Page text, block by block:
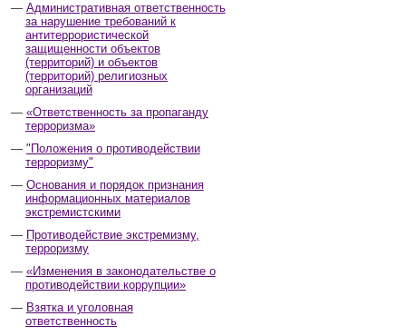
Административная ответственность
за нарушение требований к
антитеррористической
защищенности объектов
(территорий) и объектов
(территорий) религиозных
организаций
«Ответственность за пропаганду
терроризма»
"Положения о противодействии
терроризму"
Основания и порядок признания
информационных материалов
экстремистскими
Противодействие экстремизму,
терроризму
«Изменения в законодательстве о
противодействии коррупции»
Взятка и уголовная
ответственность